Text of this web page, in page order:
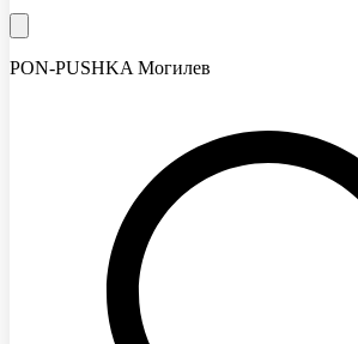
PON-PUSHKA Могилев